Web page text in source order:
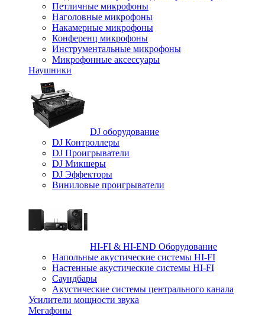
Петличные микрофоны
Наголовные микрофоны
Накамерные микрофоны
Конференц микрофоны
Инструментальные микрофоны
Микрофонные аксессуары
Наушники
DJ оборудование
DJ Контроллеры
DJ Проигрыватели
DJ Микшеры
DJ Эффекторы
Виниловые проигрыватели
HI-FI & HI-END Оборудование
Напольные акустические системы HI-FI
Настенные акустические системы HI-FI
Саундбары
Акустические системы центрального канала
Усилители мощности звука
Мегафоны